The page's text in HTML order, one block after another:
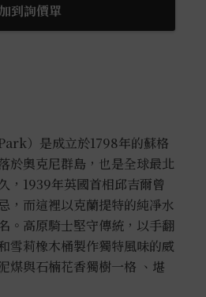
到詢價單
）是成立於1798年的蘇格
於奧克尼群島，也是全球最北
，1939年英國首相邱吉爾曾
，而這裡以克蘭提特的純凈水
。高原騎士堅守傳統，以手翻
雪莉橡木桶製作獨特風味的威
煤與石楠花香獨樹一格 、堪